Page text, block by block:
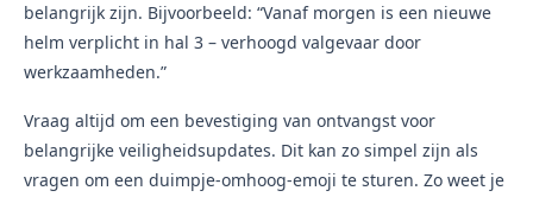
belangrijk zijn. Bijvoorbeeld: “Vanaf morgen is een nieuwe
helm verplicht in hal 3 – verhoogd valgevaar door
werkzaamheden.”
Vraag altijd om een bevestiging van ontvangst voor
belangrijke veiligheidsupdates. Dit kan zo simpel zijn als
vragen om een duimpje-omhoog-emoji te sturen. Zo weet je